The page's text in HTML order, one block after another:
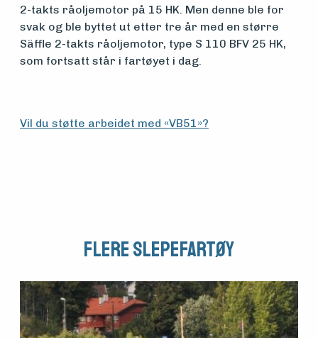
2-takts råoljemotor på 15 HK. Men denne ble for
svak og ble byttet ut etter tre år med en større
Säffle 2-takts råoljemotor, type S 110 BFV 25 HK,
som fortsatt står i fartøyet i dag.
Vil du støtte arbeidet med «VB51»?
Flere Slepefartøy